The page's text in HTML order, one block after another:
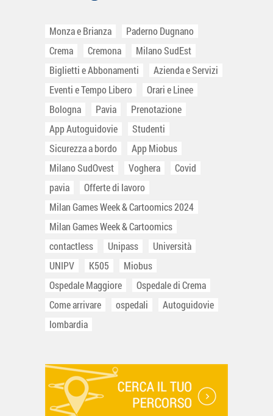
Monza e Brianza
Paderno Dugnano
Crema
Cremona
Milano SudEst
Biglietti e Abbonamenti
Azienda e Servizi
Eventi e Tempo Libero
Orari e Linee
Bologna
Pavia
Prenotazione
App Autoguidovie
Studenti
Sicurezza a bordo
App Miobus
Milano SudOvest
Voghera
Covid
pavia
Offerte di lavoro
Milan Games Week & Cartoomics 2024
Milan Games Week & Cartoomics
contactless
Unipass
Università
UNIPV
K505
Miobus
Ospedale Maggiore
Ospedale di Crema
Come arrivare
ospedali
Autoguidovie
lombardia